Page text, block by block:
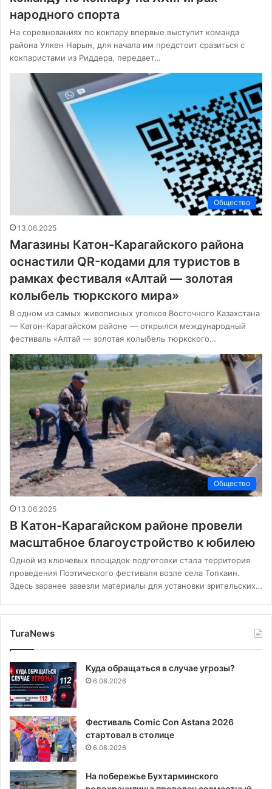
народного спорта
На соревнованиях по кокпару впервые выступит команда
района Улкен Нарын, для начала им предстоит сразиться с
кокпаристами из Риддера, передает…
Общество
13.06.2025
Магазины Катон-Карагайского района
оснастили QR-кодами для туристов в
рамках фестиваля «Алтай — золотая
колыбель тюркского мира»
В одном из самых живописных уголков Восточного Казахстана
— Катон-Карагайском районе — открылся международный
фестиваль «Алтай — золотая колыбель тюркского…
Общество
13.06.2025
В Катон-Карагайском районе провели
масштабное благоустройство к юбилею
Одной из ключевых площадок подготовки стала территория
проведения Поэтического фестиваля возле села Топкаин.
Здесь заранее завезли материалы для установки зрительских…
TuraNews
Куда обращаться в случае угрозы?
6.08.2026
Фестиваль Comic Con Astana 2026
стартовал в столице
6.08.2026
На побережье Бухтарминского